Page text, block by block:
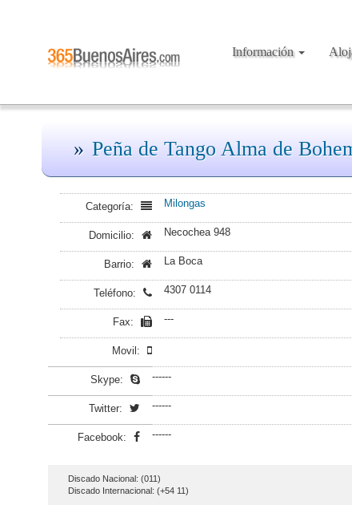
Información
Peña de Tango Alma de
Categoría: Milongas
Domicilio: Necochea 948
Barrio: La Boca
Teléfono: 4307 0114
Fax: ---
Movil:
Skype: ------
Twitter: ------
Facebook: ------
Discado Nacional: (011)
Discado Internacional: (+54 11)